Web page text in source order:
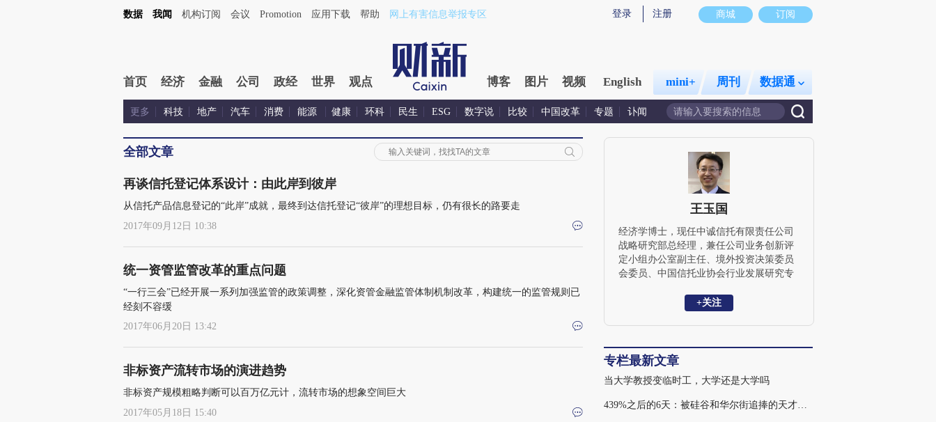
商城 订阅
登录 注册
数据 我闻 机构订阅 会议 Promotion 应用下载 帮助 网上有害信息举报专区
首页 经济 金融 公司 政经 世界 观点 博客 图片 视频 English mini+ 周刊 数据通
更多 科技 地产 汽车 消费 能源 健康 环科 民生 ESG 数字说 比较 中国改革 专题 讣闻
全部文章
再谈信托登记体系设计：由此岸到彼岸
从信托产品信息登记的“此岸”成就，最终到达信托登记“彼岸”的理想目标，仍有很长的路要走
2017年09月12日 10:38
统一资管监管改革的重点问题
“一行三会”已经开展一系列加强监管的政策调整，深化资管金融监管体制机制改革，构建统一的监管规则已
经刻不容缓
2017年06月20日 13:42
非标资产流转市场的演进趋势
非标资产规模粗略判断可以百万亿元计，流转市场的想象空间巨大
2017年05月18日 15:40
王玉国
经济学博士，现任中诚信托有限责任公司
战略研究部总经理，兼任公司业务创新评
定小组办公室副主任、境外投资决策委员
会委员、中国信托业协会行业发展研究专
银监会、中国信托业协会等十余项重要研
+关注
专栏最新文章
当大学教授变临时工，大学还是大学吗
439%之后的6天：被硅谷和华尔街追捧的天才，为何走入杠杆误区